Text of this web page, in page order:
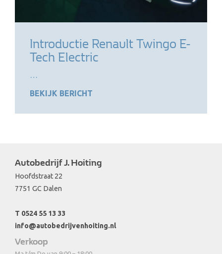
Introductie Renault Twingo E-
Tech Electric
…
BEKIJK BERICHT
Autobedrijf J. Hoiting
Hoofdstraat 22
7751 GC Dalen
T 0524 55 13 33
info@autobedrijvenhoiting.nl
Verkoop